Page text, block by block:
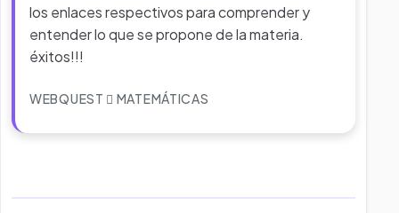
los enlaces respectivos para comprender y
entender lo que se propone de la materia.
éxitos!!!
WEBQUEST MATEMÁTICAS